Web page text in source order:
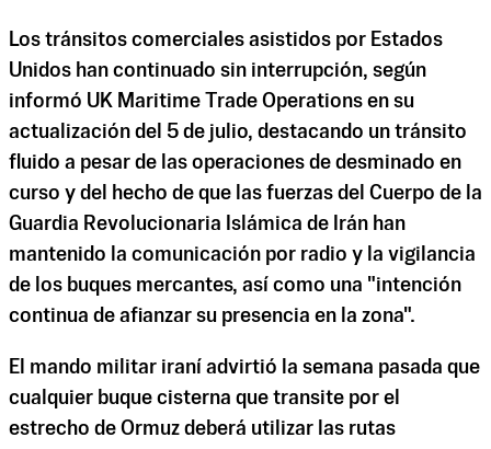
Los tránsitos comerciales asistidos por Estados
Unidos han continuado sin interrupción, según
informó UK Maritime Trade Operations en su
actualización del 5 de julio, destacando un tránsito
fluido a pesar de las operaciones de desminado en
curso y del hecho de que las fuerzas del Cuerpo de la
Guardia Revolucionaria Islámica de Irán han
mantenido la comunicación por radio y la vigilancia
de los buques mercantes, así como una "intención
continua de afianzar su presencia en la zona".
El mando militar iraní advirtió la semana pasada que
cualquier buque cisterna que transite por el
estrecho de Ormuz deberá utilizar las rutas